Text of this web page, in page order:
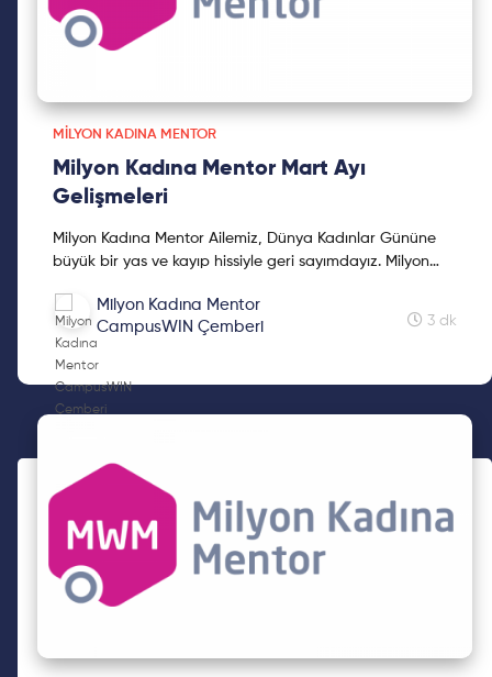
MILYON KADINA MENTOR
Milyon Kadına Mentor Mart Ayı
Gelişmeleri
Milyon Kadına Mentor Ailemiz, Dünya Kadınlar Gününe
büyük bir yas ve kayıp hissiyle geri sayımdayız. Milyon
Milyon Kadına Mentor
CampusWIN Çemberi
3 dk